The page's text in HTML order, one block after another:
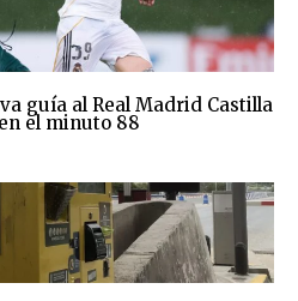
guía al Real Madrid Castilla
el minuto 88